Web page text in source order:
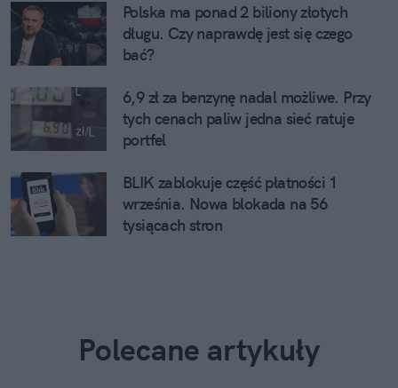
Polska ma ponad 2 biliony złotych
długu. Czy naprawdę jest się czego
bać?
6,9 zł za benzynę nadal możliwe. Przy
tych cenach paliw jedna sieć ratuje
portfel
BLIK zablokuje część płatności 1
września. Nowa blokada na 56
tysiącach stron
Polecane artykuły